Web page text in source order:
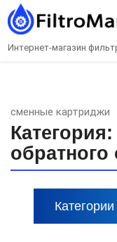
Интернет-магазин
сменные картриджи
Категория:
обратного
Категории